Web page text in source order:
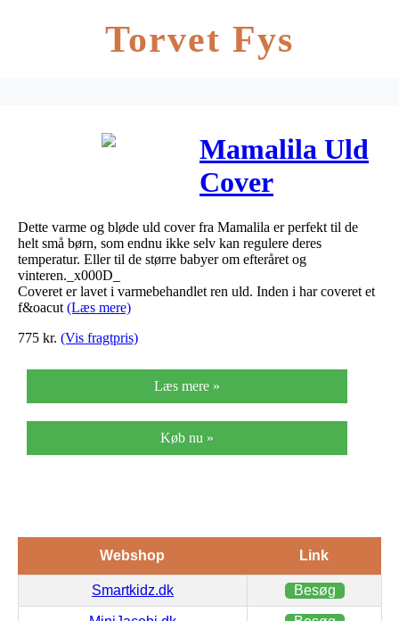
Torvet Fys
Mamalila Uld
Cover
Brun/Beige
Dette varme og bløde uld cover fra Mamalila er perfekt til de
helt små børn, som endnu ikke selv kan regulere deres
temperatur. Eller til de større babyer om efteråret og
vinteren._x000D_
Coveret er lavet i varmebehandlet ren uld. Inden i har coveret et
f&oacut (Læs mere)
775 kr. (Vis fragtpris)
Læs mere »
Køb nu »
Webshop Link
Smartkidz.dk Besøg